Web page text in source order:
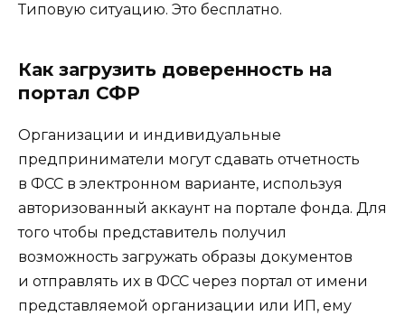
Типовую ситуацию. Это бесплатно.
Как загрузить доверенность на
портал СФР
Организации и индивидуальные
предприниматели могут сдавать отчетность
в ФСС в электронном варианте, используя
авторизованный аккаунт на портале фонда. Для
того чтобы представитель получил
возможность загружать образы документов
и отправлять их в ФСС через портал от имени
представляемой организации или ИП, ему